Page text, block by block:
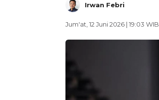
Irwan Febri
Jum'at, 12 Juni 2026 | 19:03 WIB